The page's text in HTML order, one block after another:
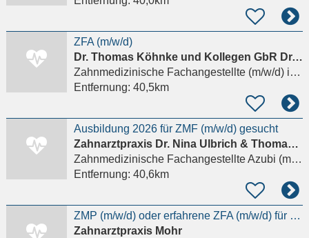
ZFA (m/w/d)
Dr. Thomas Köhnke und Kollegen GbR Dr. Thomas Köhnke, Jost Brunk
Zahnmedizinische Fachangestellte (m/w/d)in Eschborn
Entfernung: 40,5km
Ausbildung 2026 für ZMF (m/w/d) gesucht
Zahnarztpraxis Dr. Nina Ulbrich & Thomas Ulbrich
Zahnmedizinische Fachangestellte Azubi (m/w/d)
Entfernung: 40,6km
ZMP (m/w/d) oder erfahrene ZFA (m/w/d) für unsere Prophylaxe
Zahnarztpraxis Mohr